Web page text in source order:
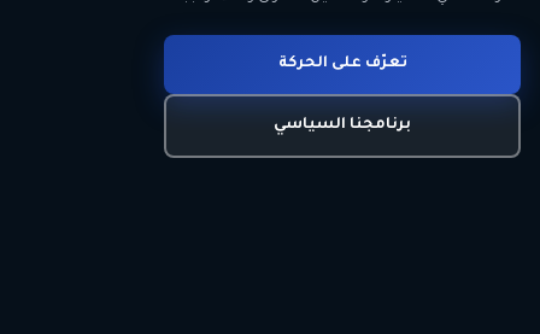
تعرّف على الحركة
برنامجنا السياسي
انضم للحركة
اتصل بنا